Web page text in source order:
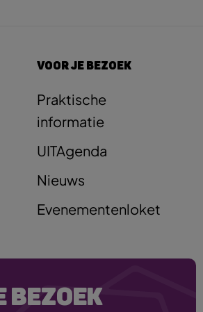
VOOR JE BEZOEK
Praktische
informatie
UITAgenda
Nieuws
Evenementenloket
BEZOEK